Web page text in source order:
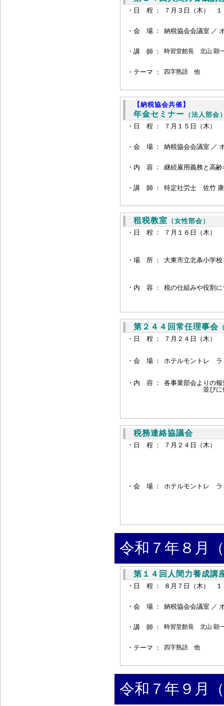
・日 程 ： ７月３日（木） １
・会 場 ： 納税協会会議室 ／
・ 講 師 ： 時習堂館長北山 顕
・ テーマ ： 四字熟語 他
【納税協会共催】
年金セミナー （法人部会
・日 程 ：
７月１５日（木）
・会 場 ： 納税協会会議室 ／
・ 内 容 ： 継続雇用義務と高
・ 講 師 ： 特定社労士 佐竹
租税教室 （女性部会）
・日 程 ：
７月１６日（木）
・場 所 ： 大東市立北条小学校
・内 容 ： 税の仕組みや役割
第２４４回常任理事会
・日 程 ：
７月２４日（木）
・会 場 ： ホテルモントレ ラ
・ 内 容 ：
各事業部会よりの報
並びに依
税務連絡協議会
・日 程 ： ７月２４日（木）
・会 場 ： ホテルモントレ ラ
令和７年８月
第１４回人間力養成講
・日 程 ： ８月７日（木） １
・会 場 ： 納税協会会議室 ／
・ 講 師 ： 時習堂館長北山 顕
・ テーマ ： 四字熟語 他
令和７年９月